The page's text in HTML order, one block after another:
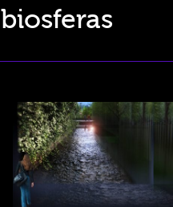
biosferas